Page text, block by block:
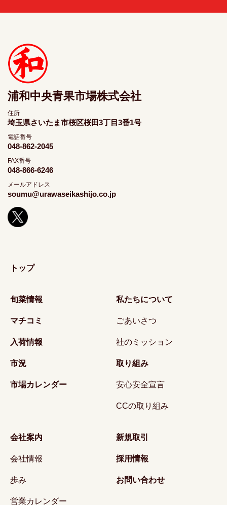
浦和中央青果市場株式会社
住所
埼玉県さいたま市桜区桜田3丁目3番1号
電話番号
048-862-2045
FAX番号
048-866-6246
メールアドレス
soumu@urawaseikashijo.co.jp
トップ
旬菜情報
マチコミ
入荷情報
市況
市場カレンダー
私たちについて
ごあいさつ
社のミッション
取り組み
安心安全宣言
CCの取り組み
会社案内
会社情報
歩み
営業カレンダー
新規取引
採用情報
お問い合わせ